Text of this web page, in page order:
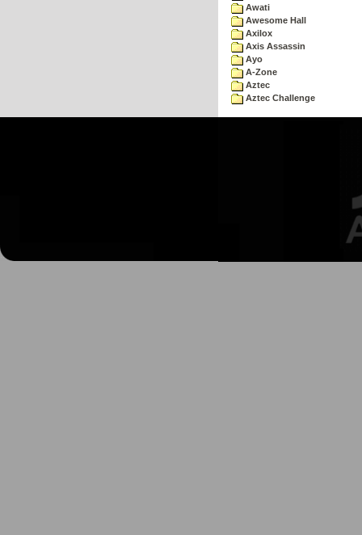
Awati
Awesome Hall
Axilox
Axis Assassin
Ayo
A-Zone
Aztec
Aztec Challenge